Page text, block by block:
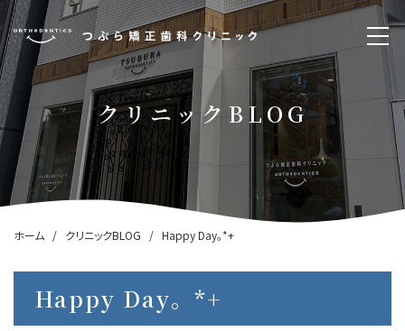
クリニックBLOG
ホーム クリニックBLOG Happy Day。*+
Happy Day。*+